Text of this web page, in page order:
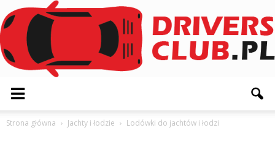
Strona główna Jachty i łodzie Lodówki do jachtów i łodzi